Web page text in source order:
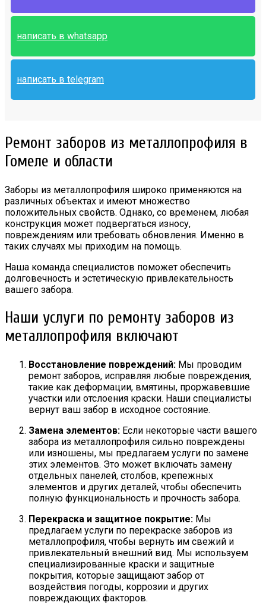
написать в whatsapp
написать в telegram
Ремонт заборов из металлопрофиля в
Гомеле и области
Заборы из металлопрофиля широко применяются на
различных объектах и имеют множество
положительных свойств. Однако, со временем, любая
конструкция может подвергаться износу,
повреждениям или требовать обновления. Именно в
таких случаях мы приходим на помощь.
Наша команда специалистов поможет обеспечить
долговечность и эстетическую привлекательность
вашего забора.
Наши услуги по ремонту заборов из
металлопрофиля включают
Восстановление повреждений: Мы проводим
ремонт заборов, исправляя любые повреждения,
такие как деформации, вмятины, проржавевшие
участки или отслоения краски. Наши специалисты
вернут ваш забор в исходное состояние.
Замена элементов: Если некоторые части вашего
забора из металлопрофиля сильно повреждены
или изношены, мы предлагаем услуги по замене
этих элементов. Это может включать замену
отдельных панелей, столбов, крепежных
элементов и других деталей, чтобы обеспечить
полную функциональность и прочность забора.
Перекраска и защитное покрытие: Мы
предлагаем услуги по перекраске заборов из
металлопрофиля, чтобы вернуть им свежий и
привлекательный внешний вид. Мы используем
специализированные краски и защитные
покрытия, которые защищают забор от
воздействия погоды, коррозии и других
повреждающих факторов.